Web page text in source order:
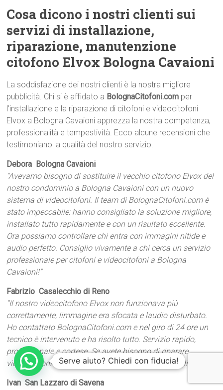
Cosa dicono i nostri clienti sui
servizi di installazione,
riparazione, manutenzione
citofono Elvox Bologna Cavaioni
La soddisfazione dei nostri clienti è la nostra migliore
pubblicità. Chi si è affidato a BolognaCitofoni.com per
l’installazione e la riparazione di citofoni e videocitofoni
Elvox a Bologna Cavaioni apprezza la nostra competenza,
professionalità e tempestività. Ecco alcune recensioni che
testimoniano la qualità del nostro servizio.
Debora  Bologna Cavaioni
“Avevamo bisogno di sostituire il vecchio citofono Elvox del
nostro condominio a Bologna Cavaioni con un nuovo
sistema di videocitofoni. Il team di BolognaCitofoni.com è
stato impeccabile: hanno consigliato la soluzione migliore,
installato tutto rapidamente e con un risultato eccellente.
Ora possiamo controllare chi entra con immagini nitide e
audio perfetto. Consiglio vivamente a chi cerca un servizio
professionale per citofoni e videocitofoni a Bologna
Cavaioni!”
Fabrizio  Casalecchio di Reno
“Il nostro videocitofono Elvox non funzionava più
correttamente, limmagine era sfocata e laudio disturbato.
Ho contattato BolognaCitofoni.com e nel giro di 24 ore un
tecnico è intervenuto e ha risolto tutto. Servizio rapido,
professionale e cortese. Se avete bisogno di riparare
videocitofoni Elvox a Bologna Cavaioni, sono i migliori!”
Ivan  San Lazzaro di Savena
Serve aiuto? Chiedi con fiducia!